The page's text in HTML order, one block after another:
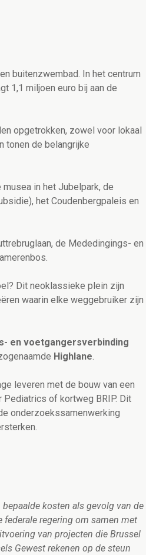
buitenzwembad. In het centrum
1,1 miljoen euro bij aan de
opgetrokken, zowel voor lokaal
tonen de belangrijke
in het Jubelpark, de
het Coudenbergpaleis en
de Mededingings- en
Dit neoklassieke plein zijn
waarin elke weggebruiker zijn
en voetgangersverbinding
Highlane.
leveren met de bouw van een
of kortweg BRIP. Dit
onderzoekssamenwerking
kosten als gevolg van de
regering om samen met
van projecten die Brussel
Gewest rekenen op de steun